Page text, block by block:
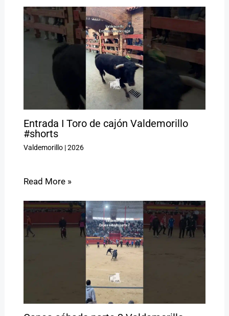
Entrada I Toro de cajón Valdemorillo
#shorts
Valdemorillo|2026
Read More »